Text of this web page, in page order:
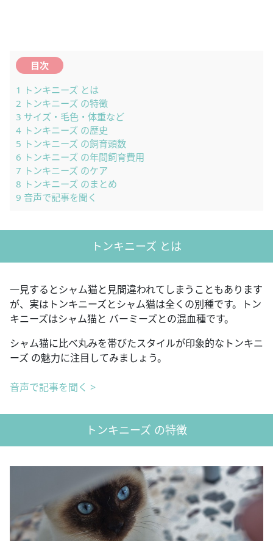
目次
1 トンキニーズ とは
2 トンキニーズ の特徴
3 サイズ・毛色・体重など
4 トンキニーズ の歴史
5 トンキニーズ の飼育頭数
6 トンキニーズ の年間飼育費用
7 トンキニーズ のケア
8 トンキニーズ のまとめ
9 音声で記事を聞く
トンキニーズ とは
一見するとシャム猫と見間違われてしまうこともあります
が、実はトンキニーズとシャム猫は全くの別種です。トン
キニーズはシャム猫と バーミーズとの混血種です。
シャム猫に比べ丸みを帯びたスタイルが印象的なトンキニ
ーズ の魅力に注目してみましょう。
音声で記事を聞く >
トンキニーズ の特徴